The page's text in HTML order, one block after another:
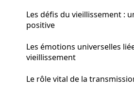
Les défis du vieillissement :
positive
Les émotions universelles
vieillissement
Le rôle vital de la